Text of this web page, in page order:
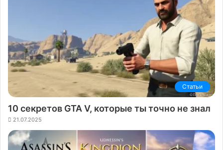
Статьи
10 секретов GTA V, которые ты точно не знал
21.07.2025